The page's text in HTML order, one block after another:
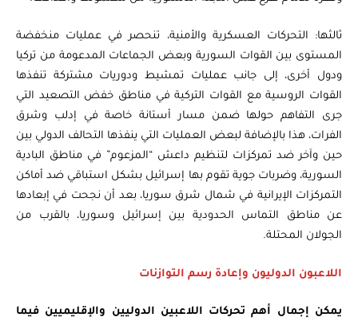
ثالثها: التحركات العسكرية والأمنية، تنحصر في عمليات منخفضة
المستوى بين القوات السورية وبعض الجماعات المدعومة من تركيا
ودول أخرى، إلى جانب عمليات تمشيط ودوريات مشتركة تنفذها
القوات الروسية مع القوات التركية في مناطق خفض التصعيد التي
جرى التفاهم حولها ضمن مسار أستانة خاصة في إدلب وشرق
الفرات، هذا بالإضافة لبعض العمليات التي ينفذها التحالف الدولي بين
حين وآخر ضد تمركزات لتنظيم داعش “المزعوم” في مناطق البادية
السورية، وضربات جوية تقوم بها إسرائيل بشكل استباقي ضد أماكن
التمركزات الإيرانية في شمال شرق سوريا، بعد أن نجحت في إبعادها
عن مناطق التماس الحدودية بين إسرائيل وسوريا، بالقرب من
الجولان المحتلة.
اللاعبون الدوليون وإعادة رسم التوازنات
يمكن إجمال أهم تحركات اللاعبين الدوليين والإقليميين فيما